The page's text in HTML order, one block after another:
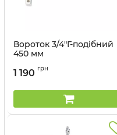
Вороток 3/4"Г-подібний
450 мм
1 190 грн